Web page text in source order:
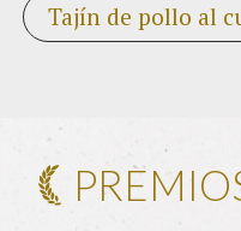
Tajín de pollo al